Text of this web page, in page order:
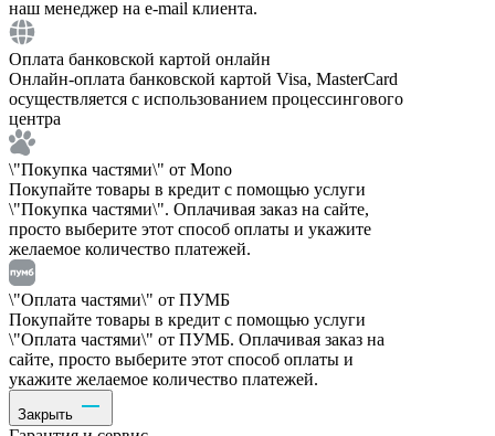
наш менеджер на e-mail клиента.
Оплата банковской картой онлайн
Онлайн-оплата банковской картой Visa, MasterCard
осуществляется с использованием процессингового
центра
\"Покупка частями\" от Mono
Покупайте товары в кредит с помощью услуги
\"Покупка частями\". Оплачивая заказ на сайте,
просто выберите этот способ оплаты и укажите
желаемое количество платежей.
\"Оплата частями\" от ПУМБ
Покупайте товары в кредит с помощью услуги
\"Оплата частями\" от ПУМБ. Оплачивая заказ на
сайте, просто выберите этот способ оплаты и
укажите желаемое количество платежей.
Закрыть